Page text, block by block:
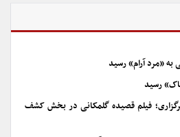
به «مرد آرام» رسید
رسید
فیلم قصیده گلمکانی در بخش کشف